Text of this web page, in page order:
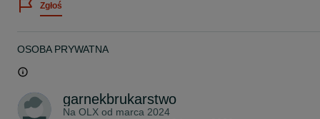
Zgłoś
OSOBA PRYWATNA
garnekbrukarstwo
Na OLX od marca 2024